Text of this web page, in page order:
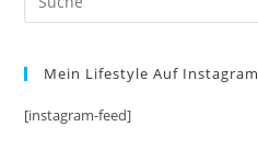
Mein Lifestyle Auf Instagram
[instagram-feed]